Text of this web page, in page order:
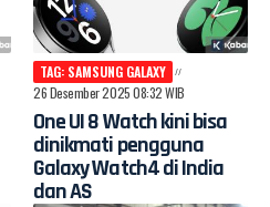
TAG: SAMSUNG GALAXY
26 Desember 2025 08:32 WIB
One UI 8 Watch kini bisa
dinikmati pengguna
Galaxy Watch4 di India
dan AS